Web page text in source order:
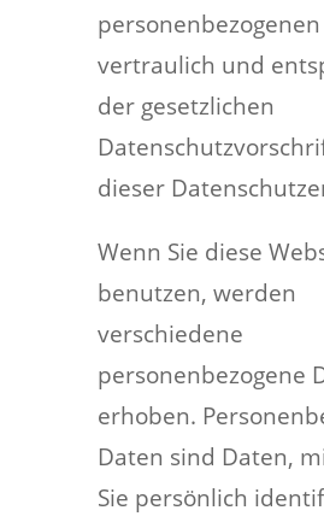
vertraulich und
der gesetzlichen
dieser
Wenn Sie diese
benutzen, werden
verschiedene
personenbezogene
erhoben.
Daten sind Daten,
Sie persönlich